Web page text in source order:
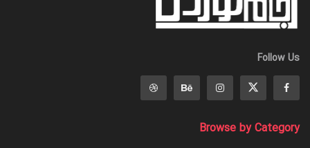
Follow Us
Browse by Category